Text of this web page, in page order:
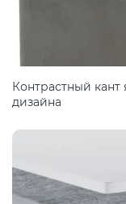
Контрастный
дизайна